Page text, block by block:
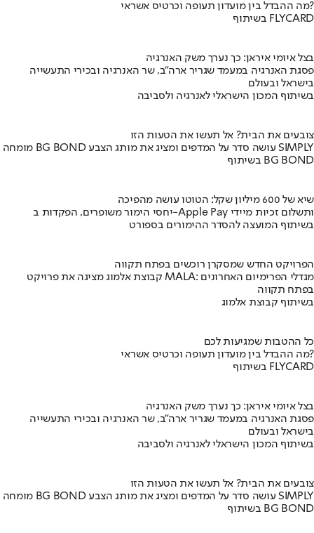
מה ההבדל בין מועדון תעופה וכרטיס אשראי?
בשיתוף FLYCARD
בצל איומי איראן: כך נערך משק האנרגיה
פסגת האנרגיה במעמד שגריר ארה"ב, שר האנרגיה ובכירי התעשייה
בישראל ובעולם
בשיתוף המכון הישראלי לאנרגיה ולסביבה
צובעים את הבית? אל תעשו את הטעות הזו
מומחה BG BOND עושה סדר על המדפים ומציג את מותג הצבע SIMPLY
בשיתוף BG BOND
שיא של 600 מיליון שקל: הטוטו עושה מהפיכה
יחסי הימור משופרים, הפקדות ב-Apple Pay ותשלום זכיות מיידי
בשיתוף המועצה להסדר ההימורים בספורט
הפרויקט החדש שמסקרן רוכשים בפתח תקווה
קבוצת אלמוג מציגה את פרויקט MALA: מגדלי הפרימיום האחרונים
בפתח תקווה
בשיתוף קבוצת אלמוג
כל ההטבות שמגיעות לכם
מה ההבדל בין מועדון תעופה וכרטיס אשראי?
בשיתוף FLYCARD
בצל איומי איראן: כך נערך משק האנרגיה
פסגת האנרגיה במעמד שגריר ארה"ב, שר האנרגיה ובכירי התעשייה
בישראל ובעולם
בשיתוף המכון הישראלי לאנרגיה ולסביבה
צובעים את הבית? אל תעשו את הטעות הזו
מומחה BG BOND עושה סדר על המדפים ומציג את מותג הצבע SIMPLY
בשיתוף BG BOND